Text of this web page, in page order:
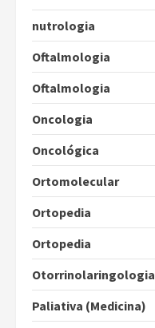
nutrologia
Oftalmologia
Oftalmologia
Oncologia
Oncológica
Ortomolecular
Ortopedia
Ortopedia
Otorrinolaringologia
Paliativa (Medicina)